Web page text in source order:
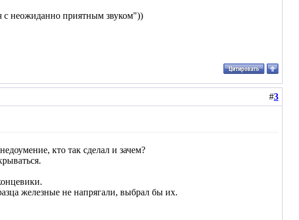
с неожиданно приятным звуком"))
#3
кто так сделал и зачем?
железные не напрягали, выбрал бы их.